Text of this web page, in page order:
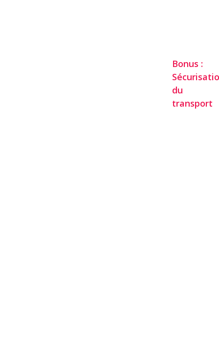
Bonus :
du
transport